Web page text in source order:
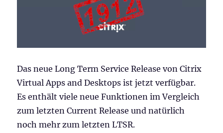
Das neue Long Term Service Release von Citrix
Virtual Apps and Desktops ist jetzt verfügbar.
Es enthält viele neue Funktionen im Vergleich
zum letzten Current Release und natürlich
noch mehr zum letzten LTSR.